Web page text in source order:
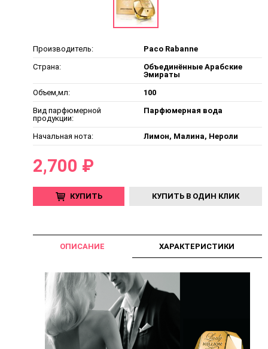
Производитель:
Paco Rabanne
Страна:
Объединённые Арабские
Эмираты
Объем,мл:
100
Вид парфюмерной
продукции:
Парфюмерная вода
Начальная нота: Лимон, Малина, Нероли
2,700 ₽
КУПИТЬ КУПИТЬ В ОДИН КЛИК
ОПИСАНИЕ ХАРАКТЕРИСТИКИ